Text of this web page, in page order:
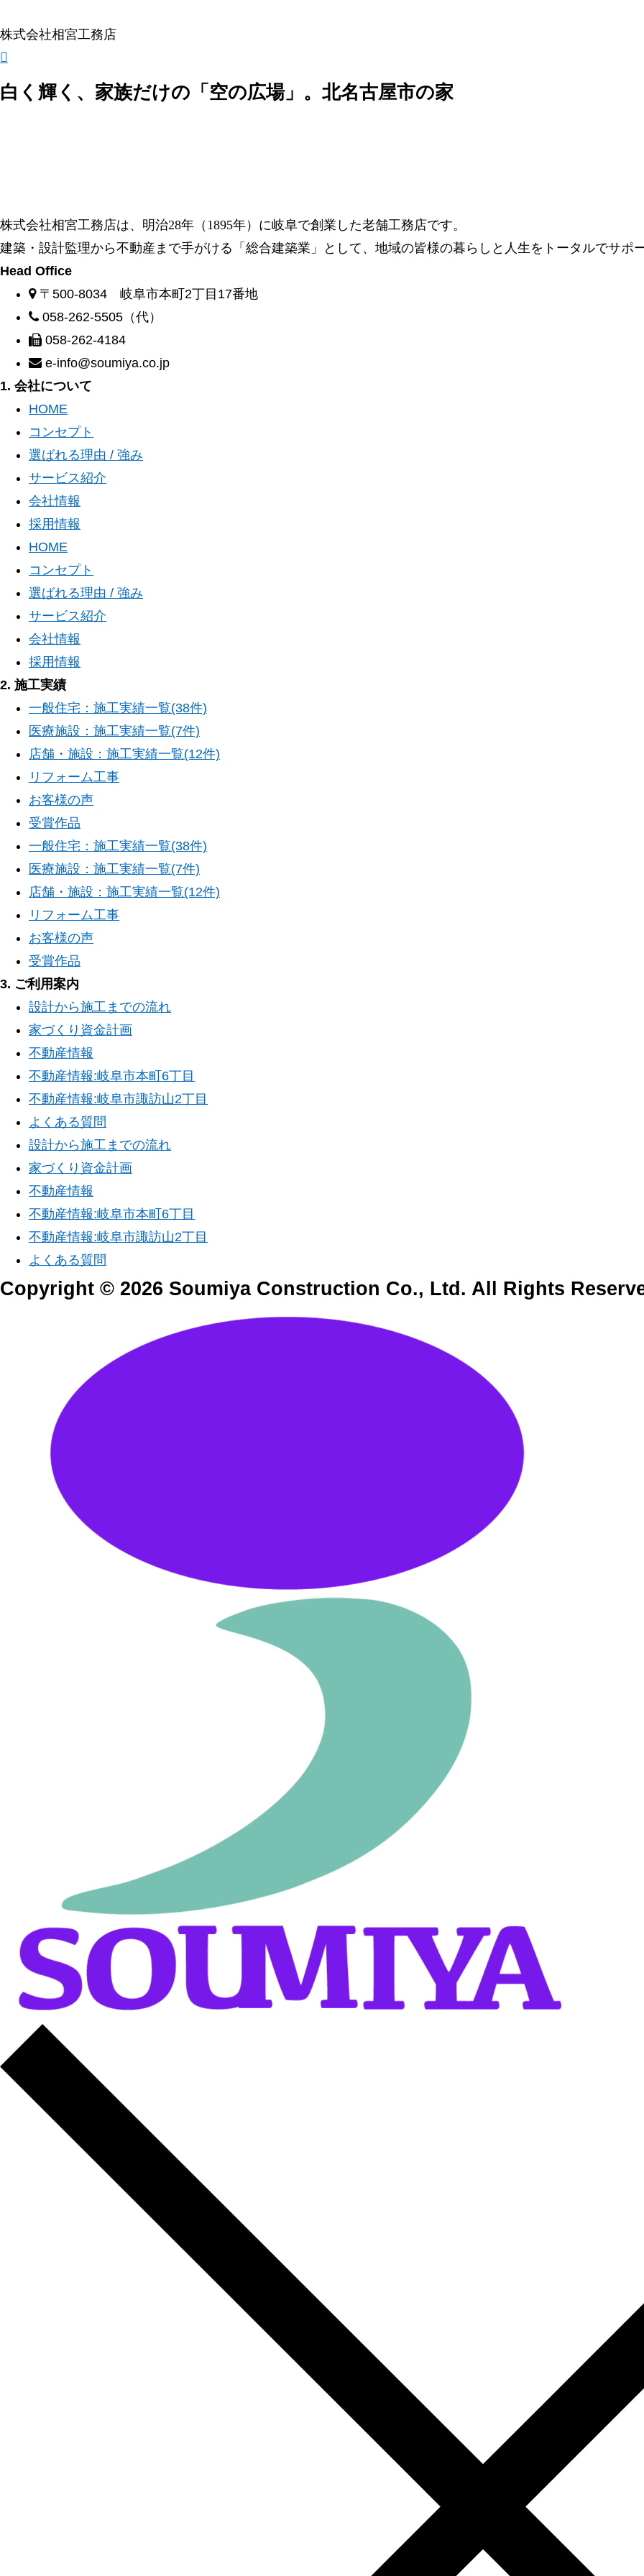
株式会社相宮工務店
白く輝く、家族だけの「空の広場」。北名古屋市の家
株式会社相宮工務店は、 明治28年（1895年）に岐阜で創業した老舗工務店です。
建築・設計監理から不動産まで手がける「総合建築業」として、地域の皆様の暮らしと人生をトータルでサポ
Head Office
〒500-8034 岐阜市本町2丁目17番地
058-262-5505（代）
058-262-4184
e-info@soumiya.co.jp
1. 会社について
HOME
コンセプト
選ばれる理由 / 強み
サービス紹介
会社情報
採用情報
HOME
コンセプト
選ばれる理由 / 強み
サービス紹介
会社情報
採用情報
2. 施工実績
一般住宅：施工実績一覧(38件)
医療施設：施工実績一覧(7件)
店舗・施設：施工実績一覧(12件)
リフォーム工事
お客様の声
受賞作品
一般住宅：施工実績一覧(38件)
医療施設：施工実績一覧(7件)
店舗・施設：施工実績一覧(12件)
リフォーム工事
お客様の声
受賞作品
3. ご利用案内
設計から施工までの流れ
家づくり資金計画
不動産情報
不動産情報:岐阜市本町6丁目
不動産情報:岐阜市諏訪山2丁目
よくある質問
設計から施工までの流れ
家づくり資金計画
不動産情報
不動産情報:岐阜市本町6丁目
不動産情報:岐阜市諏訪山2丁目
よくある質問
Copyright © 2026 Soumiya Construction Co., Ltd. All Rights